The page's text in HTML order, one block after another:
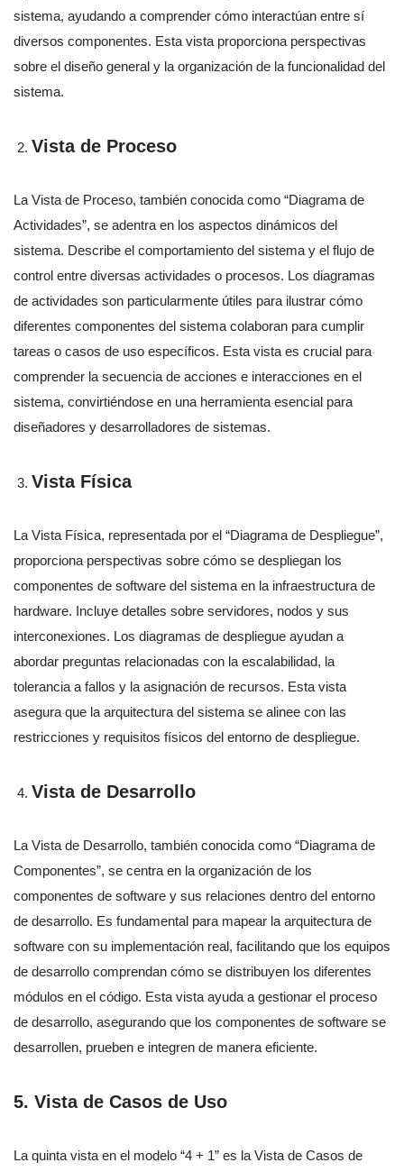
sistema, ayudando a comprender cómo interactúan entre sí
diversos componentes. Esta vista proporciona perspectivas
sobre el diseño general y la organización de la funcionalidad del
sistema.
Vista de Proceso
La Vista de Proceso, también conocida como “Diagrama de
Actividades”, se adentra en los aspectos dinámicos del
sistema. Describe el comportamiento del sistema y el flujo de
control entre diversas actividades o procesos. Los diagramas
de actividades son particularmente útiles para ilustrar cómo
diferentes componentes del sistema colaboran para cumplir
tareas o casos de uso específicos. Esta vista es crucial para
comprender la secuencia de acciones e interacciones en el
sistema, convirtiéndose en una herramienta esencial para
diseñadores y desarrolladores de sistemas.
Vista Física
La Vista Física, representada por el “Diagrama de Despliegue”,
proporciona perspectivas sobre cómo se despliegan los
componentes de software del sistema en la infraestructura de
hardware. Incluye detalles sobre servidores, nodos y sus
interconexiones. Los diagramas de despliegue ayudan a
abordar preguntas relacionadas con la escalabilidad, la
tolerancia a fallos y la asignación de recursos. Esta vista
asegura que la arquitectura del sistema se alinee con las
restricciones y requisitos físicos del entorno de despliegue.
Vista de Desarrollo
La Vista de Desarrollo, también conocida como “Diagrama de
Componentes”, se centra en la organización de los
componentes de software y sus relaciones dentro del entorno
de desarrollo. Es fundamental para mapear la arquitectura de
software con su implementación real, facilitando que los equipos
de desarrollo comprendan cómo se distribuyen los diferentes
módulos en el código. Esta vista ayuda a gestionar el proceso
de desarrollo, asegurando que los componentes de software se
desarrollen, prueben e integren de manera eficiente.
5. Vista de Casos de Uso
La quinta vista en el modelo “4 + 1” es la Vista de Casos de